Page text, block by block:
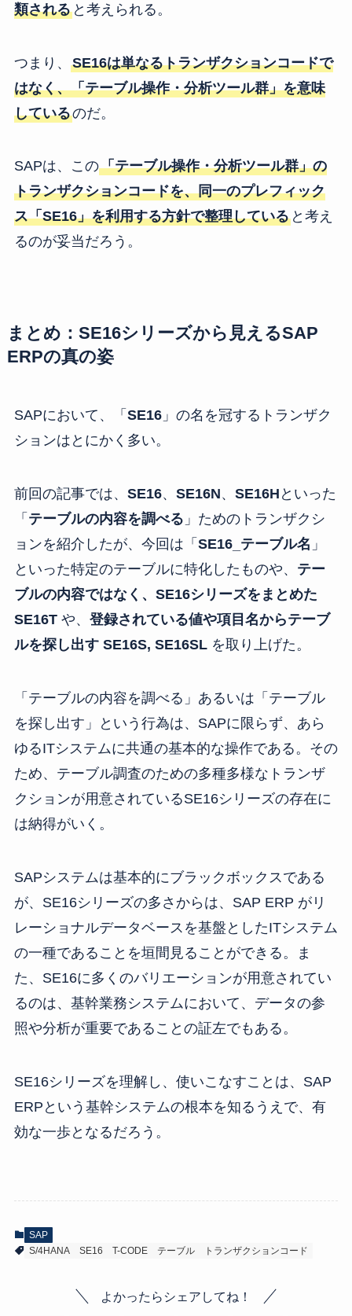
類されると考えられる。
つまり、 SE16は単なるトランザクションコードで
はなく、「テーブル操作・分析ツール群」を意味
しているのだ。
SAPは、この「テーブル操作・分析ツール群」の
トランザクションコードを、同一のプレフィック
ス「SE16」を利用する方針で整理していると考え
るのが妥当だろう。
まとめ：SE16シリーズから見えるSAP
ERPの真の姿
SAPにおいて、「 SE16」の名を冠するトランザク
ションはとにかく多い。
前回の記事では、 SE16、 SE16N、 SE16H といった
「 テーブルの内容を調べる 」ためのトランザクシ
ョンを紹介したが、今回は「 SE16_テーブル名 」
といった特定のテーブルに特化したものや、 テー
ブルの内容ではなく、SE16シリーズをまとめた
SE16Tや、 登録されている値や項目名からテーブ
ルを探し出す SE16S, SE16SLを取り上げた。
「テーブルの内容を調べる」あるいは「テーブル
を探し出す」という行為は、SAPに限らず、あら
ゆるITシステムに共通の基本的な操作である。その
ため、テーブル調査のための多種多様なトランザ
クションが用意されているSE16シリーズの存在に
は納得がいく。
SAPシステムは基本的にブラックボックスである
が、SE16シリーズの多さからは、SAP ERP がリ
レーショナルデータベースを基盤としたITシステム
の一種であることを垣間見ることができる。ま
た、SE16に多くのバリエーションが用意されてい
るのは、基幹業務システムにおいて、データの参
照や分析が重要であることの証左でもある。
SE16シリーズを理解し、使いこなすことは、SAP
ERPという基幹システムの根本を知るうえで、有
効な一歩となるだろう。
SAP
S/4HANA
SE16 T-CODE テーブル トランザクションコード
よかったらシェアしてね！